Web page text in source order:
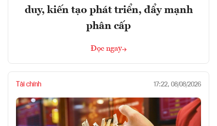
duy, kiến tạo phát triển, đẩy mạnh
phân cấp
Đọc ngay
Tài chính 17:22, 08/08/2026